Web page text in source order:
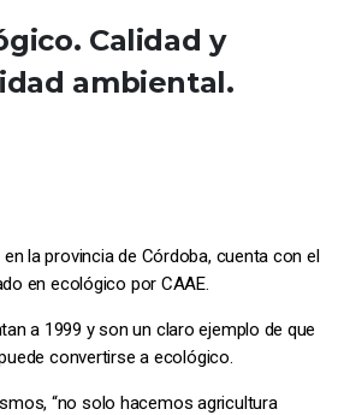
Calidad y
ambiental.
la provincia de Córdoba, cuenta con el
en ecológico por CAAE.
a 1999 y son un claro ejemplo de que
convertirse a ecológico.
“no solo hacemos agricultura